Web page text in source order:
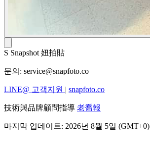
S Snapshot 妞拍貼
문의: service@snapfoto.co
LINE@ 고객지원 | snapfoto.co
技術與品牌顧問指導 老喬報
마지막 업데이트: 2026년 8월 5일 (GMT+0)